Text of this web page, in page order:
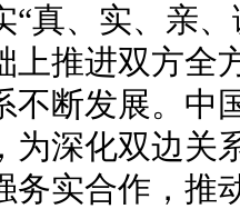
“真、实、亲
上推进双方全
不断发展。中
为深化双边关
务实合作，推